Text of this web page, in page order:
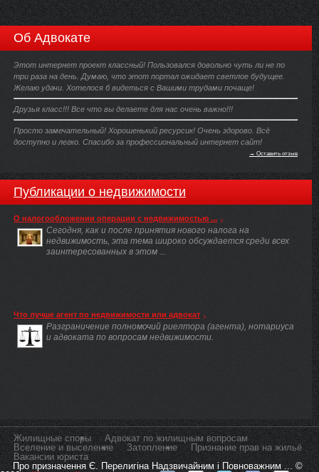
Об Адвокате
Этот интернет проект классный! Пользовался довольно чуть ли не по
три раза на день. Думаю, что этот портал ожидает светлое будущее.
Желаю удачи. Хотелося б видеться с Вашими трудами почаще!
Друзья класс!!! Все что вы делаете для нас очень важно!!!
Просто замечательный! Хорошенький ресурсик! Очень здорово. Всё
доступно и легко. Спасибо за профессиональный интернет сайт!
→ Оставить отзыв
Публикации о недвижимости
О налогообложении операции с недвижимостью ...
Сегодня, как и после принятия нового налога на
недвижимость, эта тема широко обсуждается среди всех
заинтересованных в этом ...
Что лучше агент по недвижимости или адвокат
Разграничение полномочий риелтора (агента), нотариуса
и адвоката по вопросам недвижимости.
Жилищные споры
Адвокат по жилищным вопросам
Вселение и выселение
Затопление
Признание прав на жильё
Вакансии юриста
Про призначення Є. Перелигіна Надзвичайним і Повноважним ... ©